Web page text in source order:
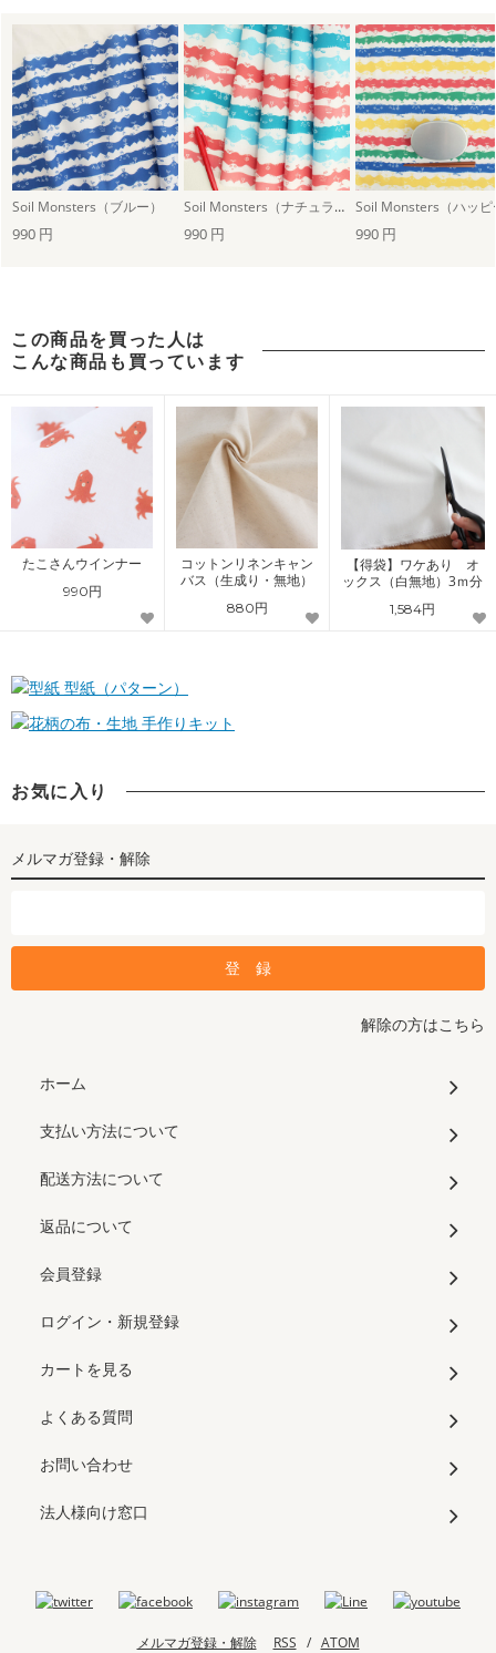
Soil Monsters（ブルー） Soil Monsters（ナチュラルカラフル）
990 円 990 円 990 円
この商品を買った人は
こんな商品も買っています
たこさんウインナー
990円
コットンリネンキャン
バス（生成り・無地）
880円
【得袋】ワケあり オ
ックス（白無地）3ｍ分
1,584円
型紙（パターン）
手作りキット
お気に入り
メルマガ登録・解除
解除の方はこちら
ホーム
支払い方法について
配送方法について
返品について
会員登録
ログイン・新規登録
カートを見る
よくある質問
お問い合わせ
法人様向け窓口
メルマガ登録・解除 RSS / ATOM